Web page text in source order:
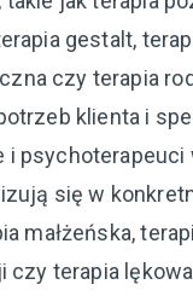
gestalt,
czy terapia
klienta i
i psychoterapeuci
się w
małżeńska,
czy terapia